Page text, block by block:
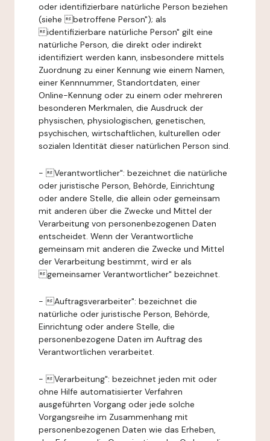
oder identifizierbare natürliche Person beziehen
(siehe betroffene Person"); als
identifizierbare natürliche Person" gilt eine
natürliche Person, die direkt oder indirekt
identifiziert werden kann, insbesondere mittels
Zuordnung zu einer Kennung wie einem Namen,
einer Kennnummer, Standortdaten, einer
Online-Kennung oder zu einem oder mehreren
besonderen Merkmalen, die Ausdruck der
physischen, physiologischen, genetischen,
psychischen, wirtschaftlichen, kulturellen oder
sozialen Identität dieser natürlichen Person sind.
- Verantwortlicher": bezeichnet die natürliche
oder juristische Person, Behörde, Einrichtung
oder andere Stelle, die allein oder gemeinsam
mit anderen über die Zwecke und Mittel der
Verarbeitung von personenbezogenen Daten
entscheidet. Wenn der Verantwortliche
gemeinsam mit anderen die Zwecke und Mittel
der Verarbeitung bestimmt, wird er als
gemeinsamer Verantwortlicher" bezeichnet.
- Auftragsverarbeiter": bezeichnet die
natürliche oder juristische Person, Behörde,
Einrichtung oder andere Stelle, die
personenbezogene Daten im Auftrag des
Verantwortlichen verarbeitet.
- Verarbeitung": bezeichnet jeden mit oder
ohne Hilfe automatisierter Verfahren
ausgeführten Vorgang oder jede solche
Vorgangsreihe im Zusammenhang mit
personenbezogenen Daten wie das Erheben,